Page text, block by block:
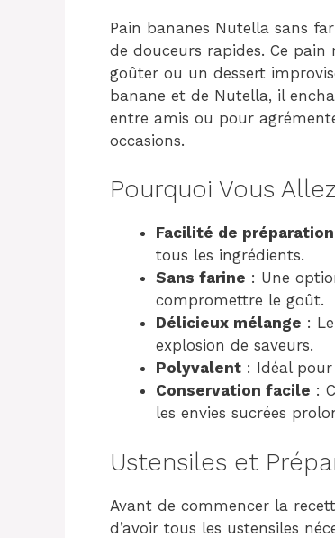
Pain bananes Nutella sans
de douceurs rapides. Ce
goûter ou un dessert
banane et de Nutella, il
entre amis ou pour
occasions.
Pourquoi Vous
Facilité de préparation
tous les ingrédients.
Sans farine : Une
compromettre le goût.
Délicieux mélange :
explosion de saveurs.
Polyvalent : Idéal
Conservation facile :
les envies sucrées
Ustensiles et
Avant de commencer la
d’avoir tous les ustensiles